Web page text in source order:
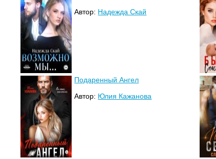
Автор: Надежда Скай
Подаренный Ангел
Автор: Юлия Кажанова